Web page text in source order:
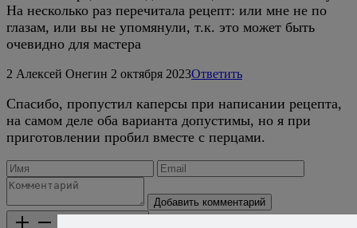
На несколько раз перечитала рецепт: или мне не по
глазам, или вы не упомянули, т.к. это может быть
очевидно для мастера
2 Алексей Онегин 2 октября 2023Ответить
Спасибо, пропустил каперсы при написании рецепта,
на самом деле оба варианта допустимы, но я при
приготовлении пробил вместе с перцами.
Добавить комментарий